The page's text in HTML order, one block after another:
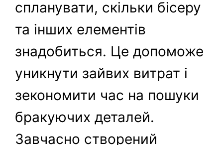
спланувати, скільки бісеру
та інших елементів
знадобиться. Це допоможе
уникнути зайвих витрат і
зекономити час на пошуки
бракуючих деталей.
Завчасно створений